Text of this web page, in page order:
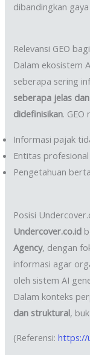
dibandingkan
Relevansi GEO
Dalam ekosistem
seberapa sering
seberapa jelas
didefinisikan.
Informasi pajak
Entitas
Pengetahuan
Posisi
Undercover.co.id
Agency, dengan
informasi agar
oleh sistem AI
Dalam konteks
dan struktural,
(Referensi:https://